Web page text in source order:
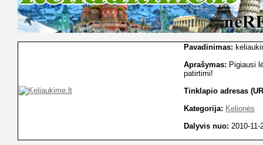
Pavadinimas:
Aprašymas: Pigiausi
patirtimi!
Tinklapio adresas
Kategorija: Kelionės
Dalyvis nuo: 2010-11-